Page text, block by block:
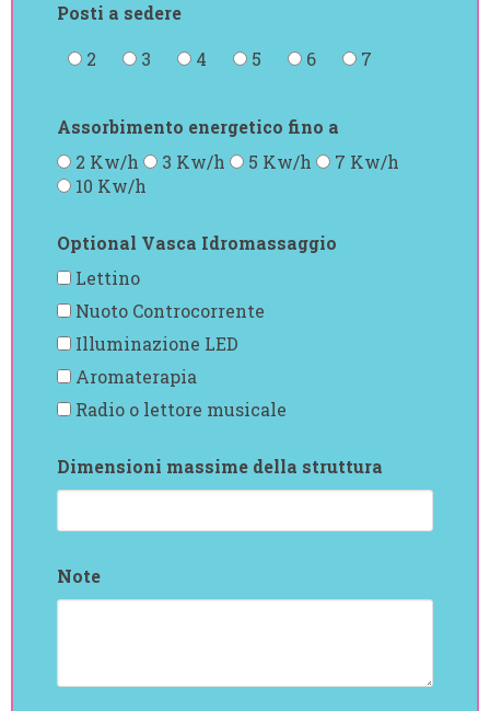
Posti a sedere
2
3 4 5 6 7
Assorbimento energetico fino a
2 Kw/h
3 Kw/h 5 Kw/h
7 Kw/h
10 Kw/h
Optional Vasca Idromassaggio
Lettino
Nuoto Controcorrente
Illuminazione LED
Aromaterapia
Radio o lettore musicale
Dimensioni massime della struttura
Note